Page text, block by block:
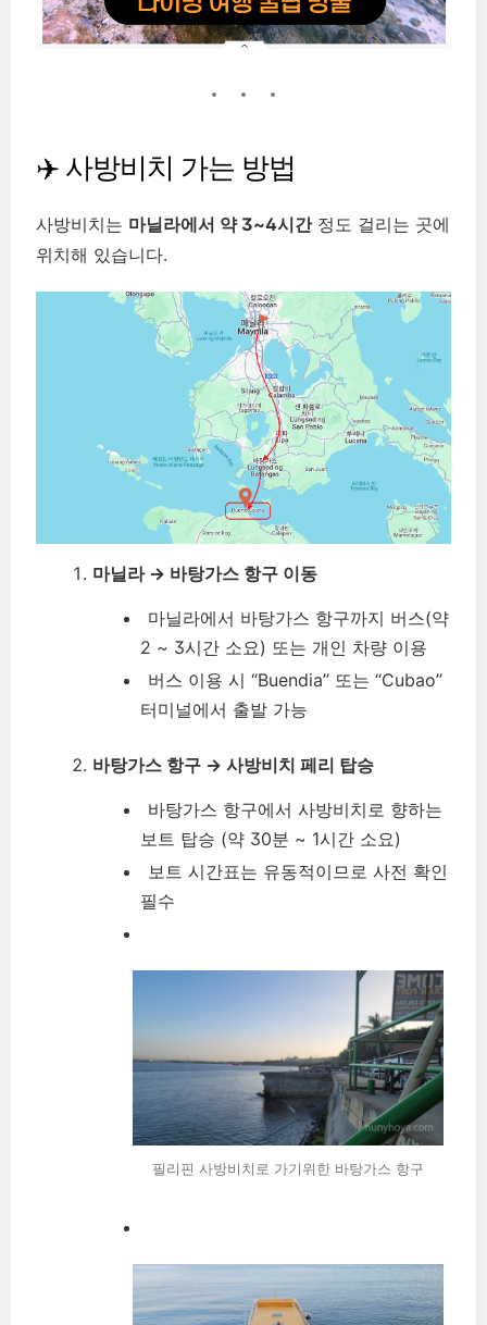
✈️ 사방비치 가는 방법
사방비치는 마닐라에서 약 3~4시간정도 걸리는 곳에
위치해 있습니다.
마닐라 → 바탕가스 항구 이동
마닐라에서 바탕가스 항구까지 버스(약
2 ~ 3시간 소요) 또는 개인 차량 이용
버스 이용 시 “Buendia” 또는 “Cubao”
터미널에서 출발 가능
바탕가스 항구 → 사방비치 페리 탑승
바탕가스 항구에서 사방비치로 향하는
보트 탑승 (약 30분 ~ 1시간 소요)
보트 시간표는 유동적이므로 사전 확인
필수
필리핀 사방비치로 가기위한 바탕가스 항구